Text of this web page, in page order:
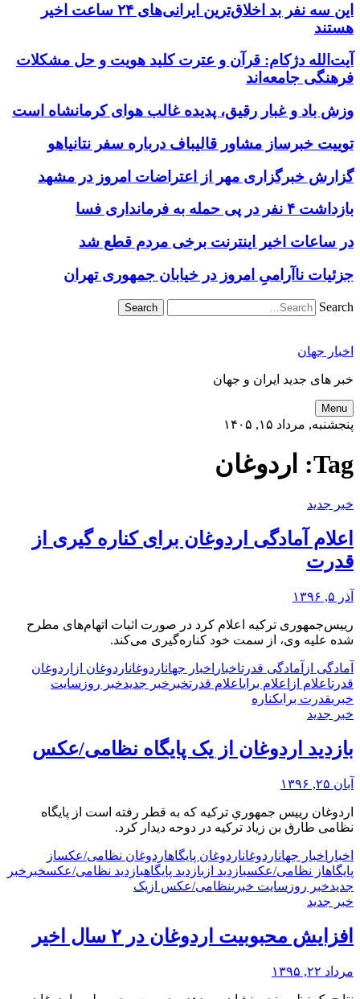
این سه نفر بد اخلاق‌ترین ایرانی‌های ۲۴ ساعت اخیر
هستند
آیت‌الله دژکام: قرآن و عترت کلید هویت و حل مشکلات
فرهنگی جامعه‌اند
وزش باد و غبار رقیق، پدیده غالب هوای کرمانشاه است
توییت خبرساز مشاور قالیباف درباره سفر نتانیاهو
گزارش خبرگزاری مهر از اعتراضات امروز در مشهد
بازداشت ۴ نفر در پی حمله به فرمانداری فسا
در ساعات اخیر اینترنت برخی مردم قطع شد
جزئیات ناآرامیِ امروز در خیابان جمهوری تهران
Search
اخبار جهان
خبر های جدید ایران و جهان
Menu
پنجشنبه, مرداد ۱۵, ۱۴۰۵
Tag: اردوغان
خبر جدید
اعلام آمادگی اردوغان برای کناره گیری از
قدرت
آذر ۵, ۱۳۹۶
رییس‌جمهوری ترکیه اعلام کرد در صورت اثبات اتهام‌های مطرح
شده علیه وی، از سمت خود کناره‌گیری می‌کند.
آمادگی از آمادگی قدرتاخبار اخبار جهاناردوغاناردوغان از اردوغان
قدرتاعلام از اعلام برایاعلام قدرتخبر خبر جدیدخبر روز سایت
خبریقدرت برایکناره
خبر جدید
بازدید اردوغان از یک پایگاه نظامی/عکس
آبان ۲۵, ۱۳۹۶
اردوغان رييس جمهوري تركيه كه به قطر رفته است از پایگاه
نظامی طارق بن زیاد تركيه در دوحه ديدار كرد.
اخبار اخبار جهاناردوغاناردوغان پایگاهاردوغان نظامی/عکساز
پایگاهاز نظامی/عکسبازدید از بازدید پایگاهبازدید نظامی/عکسخبر خبر
جدیدخبر روز سایت خبرینظامی/عکس از یک
خبر جدید
افزایش محبوبیت اردوغان در ۲ سال اخیر
مرداد ۲۲, ۱۳۹۵